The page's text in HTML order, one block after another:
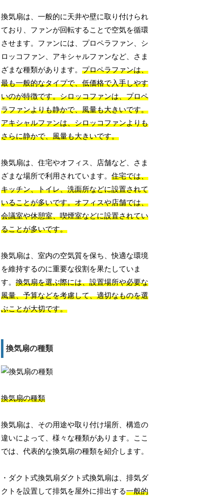
換気扇は、一般的に天井や壁に取り付けられ
ており、ファンが回転することで空気を循環
させます。ファンには、プロペラファン、シ
ロッコファン、アキシャルファンなど、さま
ざまな種類があります。プロペラファンは、
最も一般的なタイプで、低価格で入手しやす
いのが特徴です。シロッコファンは、プロペ
ラファンよりも静かで、風量も大きいです。
アキシャルファンは、シロッコファンよりも
さらに静かで、風量も大きいです。
換気扇は、住宅やオフィス、店舗など、さま
ざまな場所で利用されています。住宅では、
キッチン、トイレ、洗面所などに設置されて
いることが多いです。オフィスや店舗では、
会議室や休憩室、喫煙室などに設置されてい
ることが多いです。
換気扇は、室内の空気質を保ち、快適な環境
を維持するのに重要な役割を果たしていま
す。換気扇を選ぶ際には、設置場所や必要な
風量、予算などを考慮して、適切なものを選
ぶことが大切です。
換気扇の種類
換気扇の種類
換気扇は、その用途や取り付け場所、構造の
違いによって、様々な種類があります。ここ
では、代表的な換気扇の種類を紹介します。
・ダクト式換気扇ダクト式換気扇は、排気ダ
クトを設置して排気を屋外に排出する一般的